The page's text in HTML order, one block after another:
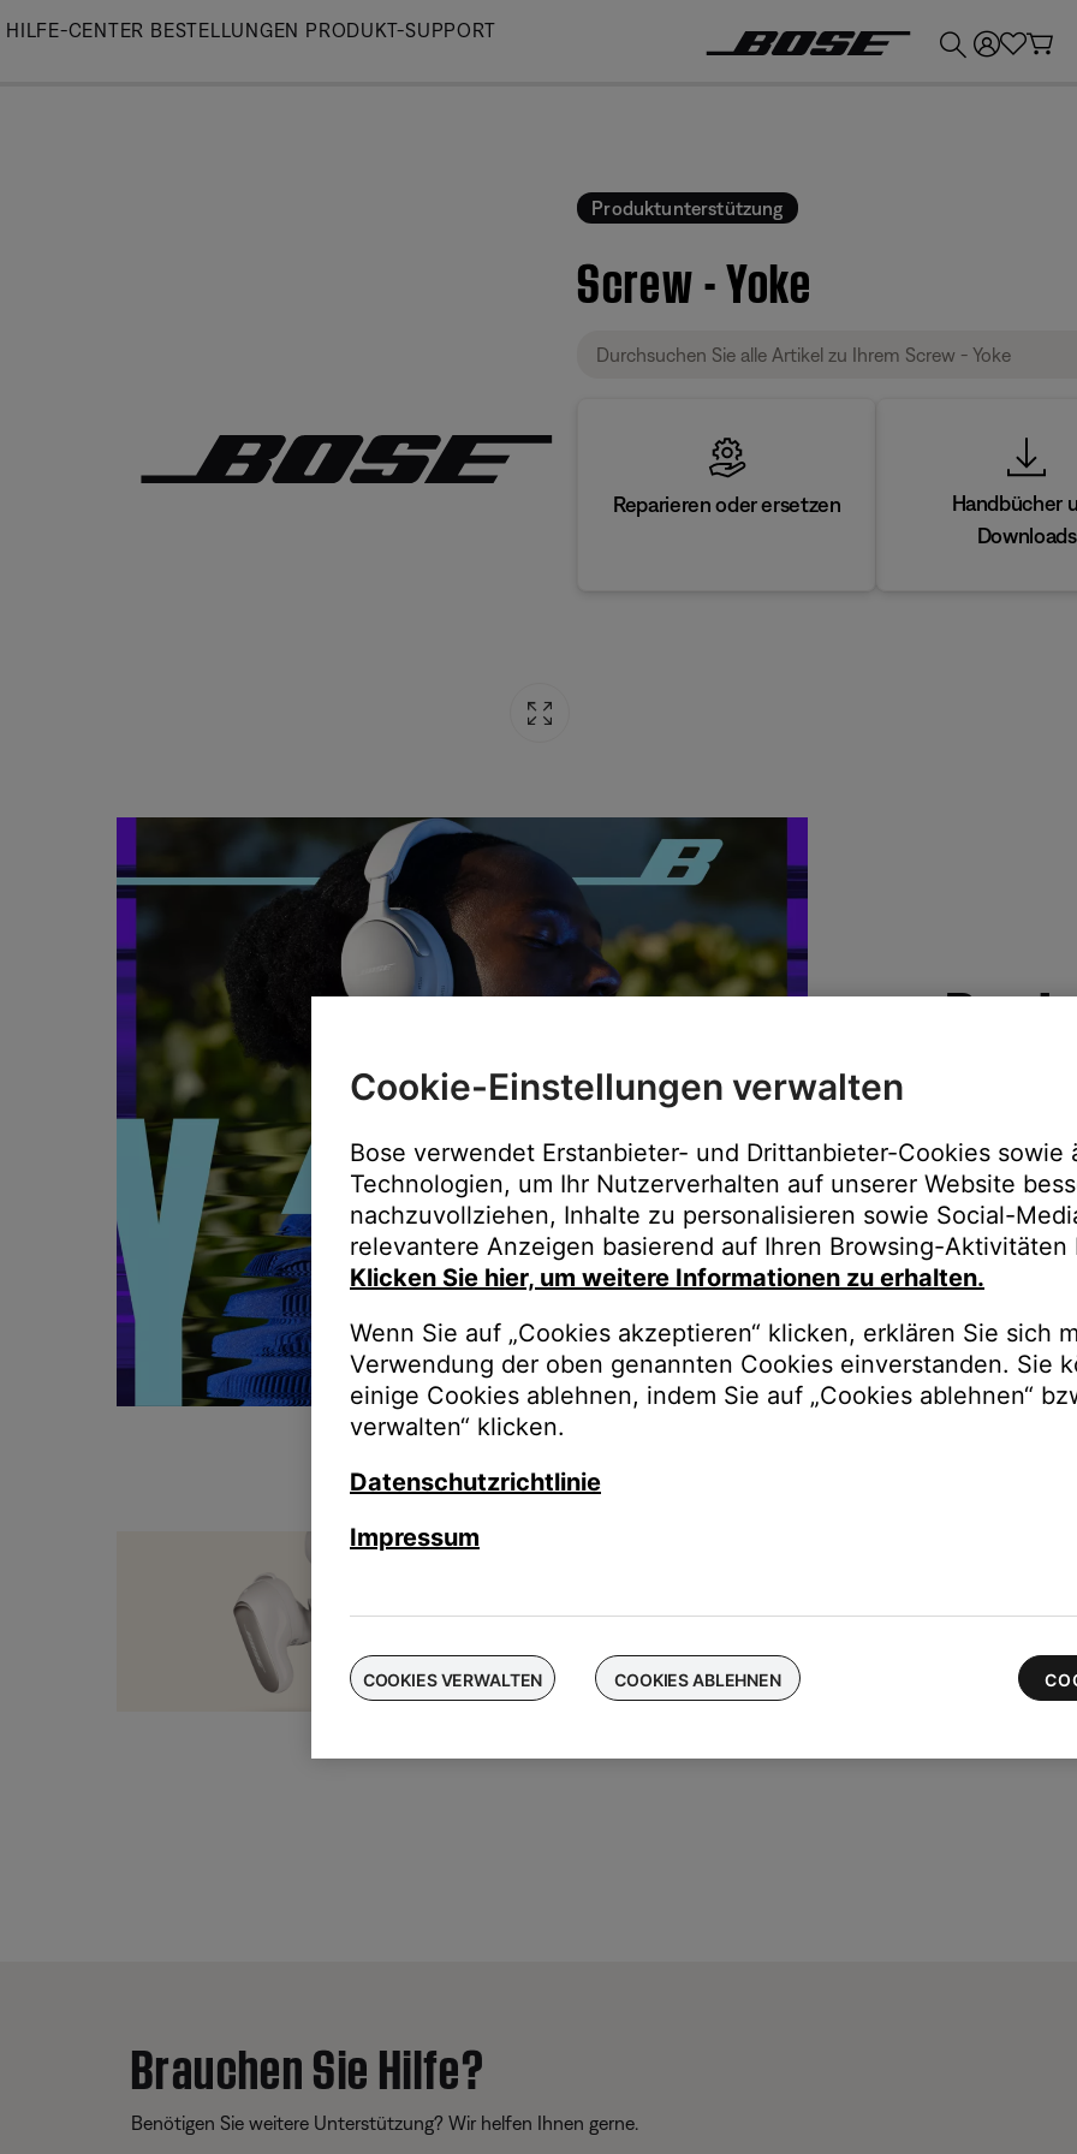
Skip
HILFE-CENTER BESTELLUNGEN PRODUKT-SUPPORT
Produktunterstützung
Screw - Yoke
Reparieren oder ersetzen
Handbücher
Downloads
Immer der
Upgrades,
Bestellungen
für die neuesten QuietComfort Ultra-Ohrhörer
Brauchen Sie Hilfe?
Benötigen Sie weitere Unterstützung? Wir helfen Ihnen gerne.
Cookie-Einstellungen verwalten
Bose verwendet Erstanbieter- und Drittanbieter-Cookies sowie
Technologien, um Ihr Nutzerverhalten auf unserer Website
nachzuvollziehen, Inhalte zu personalisieren sowie Social-
relevantere Anzeigen basierend auf Ihren Browsing-Aktivitäten
Klicken Sie hier, um weitere Informationen zu erhalten.
Wenn Sie auf „Cookies akzeptieren“ klicken, erklären Sie sich
Verwendung der oben genannten Cookies einverstanden. Sie
einige Cookies ablehnen, indem Sie auf „Cookies ablehnen“
verwalten“ klicken.
Datenschutzrichtlinie
Impressum
COOKIES VERWALTEN COOKIES ABLEHNEN